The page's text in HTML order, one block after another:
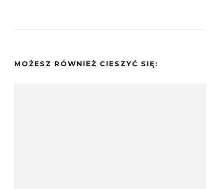
MOŻESZ RÓWNIEŻ CIESZYĆ SIĘ: